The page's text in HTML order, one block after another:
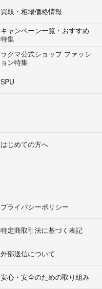
買取・相場価格情報
キャンペーン一覧・おすすめ
特集
ラクマ公式ショップ ファッシ
ョン特集
SPU
はじめての方へ
プライバシーポリシー
特定商取引法に基づく表記
外部送信について
安心・安全のための取り組み